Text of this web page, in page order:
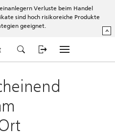
Verluste beim Handel
sind hoch risikoreiche Produkte
geeignet.
^